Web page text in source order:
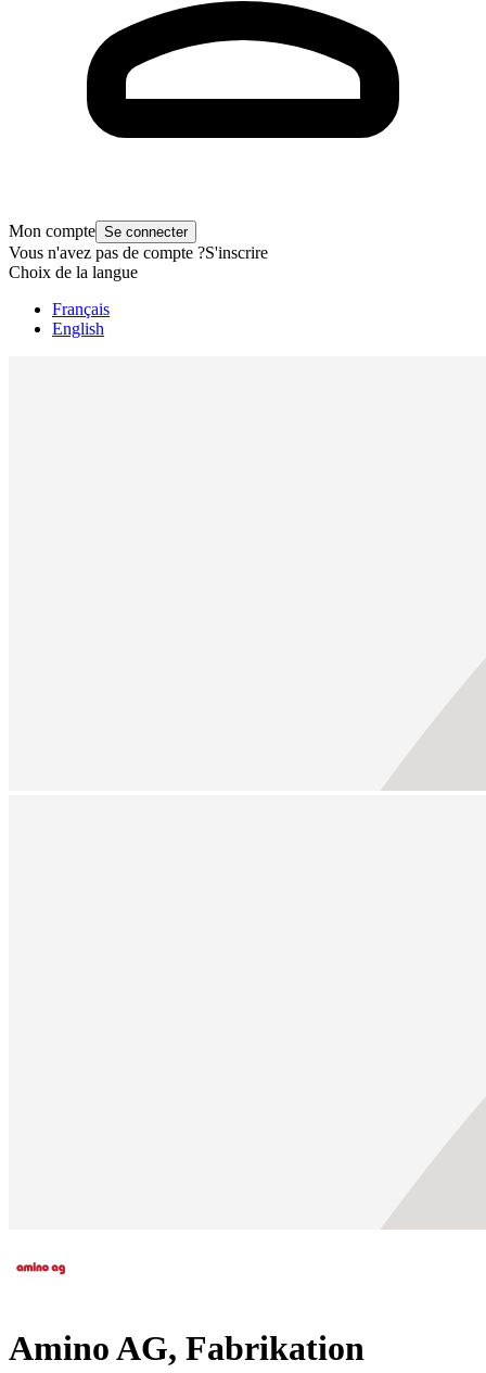
Mon compte Se connecter
Vous n'avez pas de compte ?S'inscrire
Choix de la langue
Français
English
Amino AG, Fabrikation